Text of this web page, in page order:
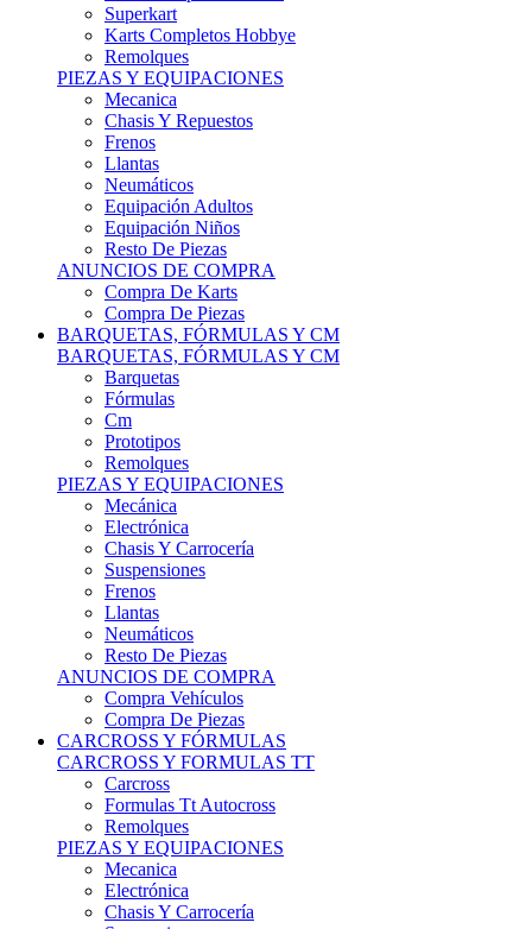
Superkart
Karts Completos Hobbye
Remolques
PIEZAS Y EQUIPACIONES
Mecanica
Chasis Y Repuestos
Frenos
Llantas
Neumáticos
Equipación Adultos
Equipación Niños
Resto De Piezas
ANUNCIOS DE COMPRA
Compra De Karts
Compra De Piezas
BARQUETAS, FÓRMULAS Y CM
BARQUETAS, FÓRMULAS Y CM
Barquetas
Fórmulas
Cm
Prototipos
Remolques
PIEZAS Y EQUIPACIONES
Mecánica
Electrónica
Chasis Y Carrocería
Suspensiones
Frenos
Llantas
Neumáticos
Resto De Piezas
ANUNCIOS DE COMPRA
Compra Vehículos
Compra De Piezas
CARCROSS Y FÓRMULAS
CARCROSS Y FORMULAS TT
Carcross
Formulas Tt Autocross
Remolques
PIEZAS Y EQUIPACIONES
Mecanica
Electrónica
Chasis Y Carrocería